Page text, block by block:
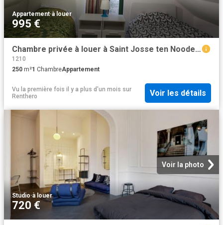
Appartement·à louer
995 €
Chambre privée à louer à Saint Josse ten Noode, Rue Charles VI
1210
250 m²1 ChambreAppartement
Vu la première fois il y a plus d'un mois sur
Renthero
Voir les détails
Voir la photo
Studio·à louer
720 €